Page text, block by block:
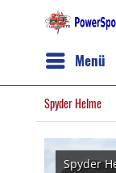
Menü
Spyder Helme
Spyder